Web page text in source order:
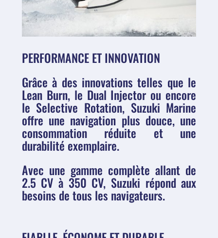
PERFORMANCE ET INNOVATION
Grâce à des innovations telles que le
Lean Burn, le Dual Injector ou encore
le Selective Rotation, Suzuki Marine
offre une navigation plus douce, une
consommation réduite et une
durabilité exemplaire.
Avec une gamme complète allant de
2.5 CV à 350 CV, Suzuki répond aux
besoins de tous les navigateurs.